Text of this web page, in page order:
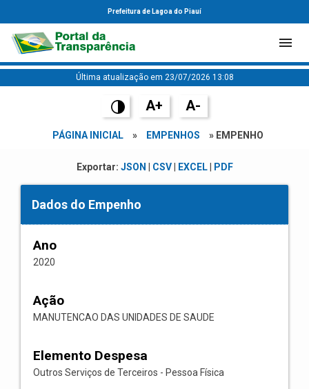
Prefeitura de Lagoa do Piauí
Última atualização em 23/07/2026 13:08
A+ A-
PÁGINA INICIAL » EMPENHOS » EMPENHO
Exportar: JSON CSV| EXCEL| PDF
Dados do Empenho
Ano
2020
Ação
MANUTENCAO DAS UNIDADES DE SAUDE
Elemento Despesa
Outros Serviços de Terceiros - Pessoa Física